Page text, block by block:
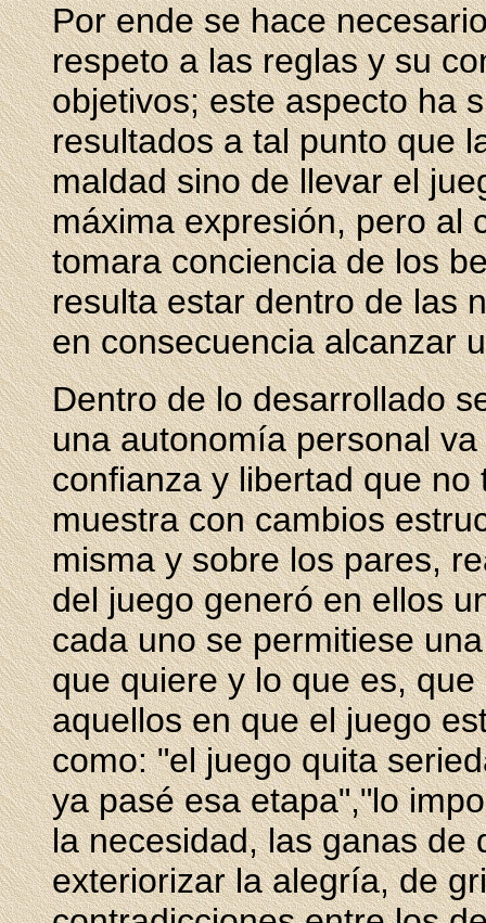
Por ende se hace
respeto a las reglas y su
objetivos; este aspecto ha
resultados a tal punto que
maldad sino de llevar el
máxima expresión, pero al
tomara conciencia de los
resulta estar dentro de las
en consecuencia alcanzar
Dentro de lo desarrollado
una autonomía personal
confianza y libertad que
muestra con cambios
misma y sobre los pares,
del juego generó en ellos
cada uno se permitiese
que quiere y lo que es,
aquellos en que el juego
como: "el juego quita
ya pasé esa etapa","lo
la necesidad, las ganas de
exteriorizar la alegría, de